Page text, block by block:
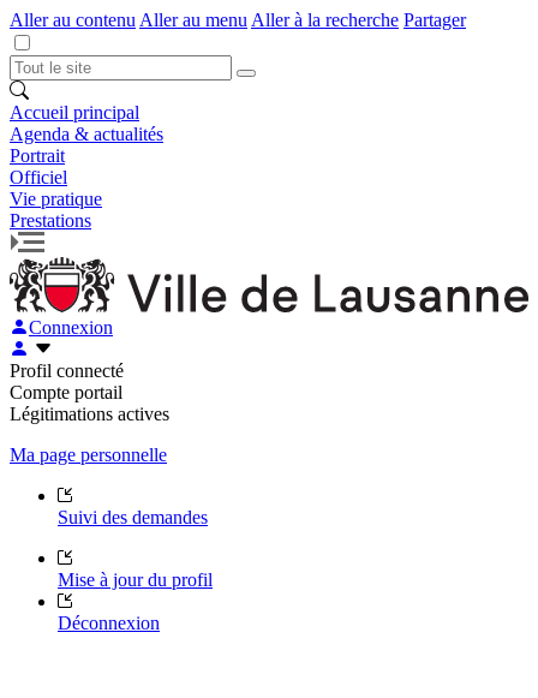
Aller au contenu Aller au menu Aller à la recherche Partager
Accueil principal
Agenda & actualités
Portrait
Officiel
Vie pratique
Prestations
Connexion
Profil connecté
Compte portail
Légitimations actives
Ma page personnelle
Suivi des demandes
Mise à jour du profil
Déconnexion